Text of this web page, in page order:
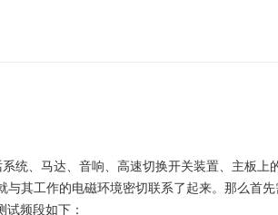
、马达、音响、高速切换开关装置、主板上
其工作的电磁环境密切联系了起来。那么首先
频段如下：